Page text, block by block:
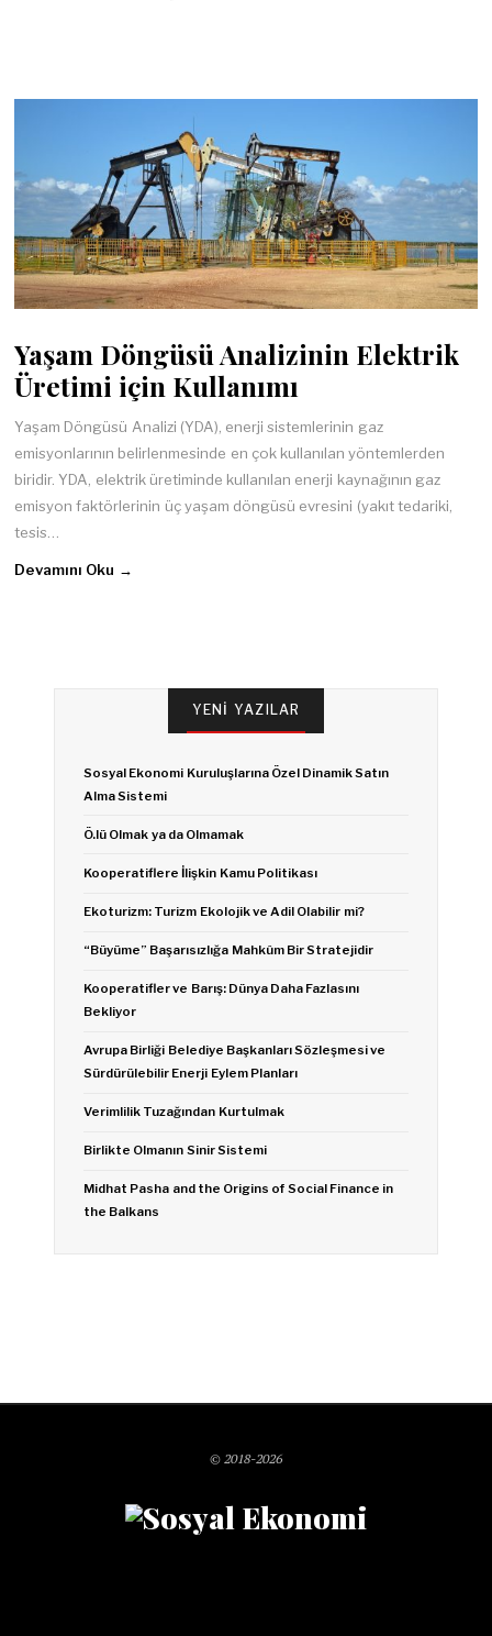
Yaşam Döngüsü Analizinin Elektrik
Üretimi için Kullanımı
Yaşam Döngüsü Analizi (YDA), enerji sistemlerinin gaz
emisyonlarının belirlenmesinde en çok kullanılan yöntemlerden
biridir. YDA, elektrik üretiminde kullanılan enerji kaynağının gaz
emisyon faktörlerinin üç yaşam döngüsü evresini (yakıt tedariki,
tesis…
Devamını Oku →
YENI YAZILAR
Sosyal Ekonomi Kuruluşlarına Özel Dinamik Satın
Alma Sistemi
Ö.lü Olmak ya da Olmamak
Kooperatiflere İlişkin Kamu Politikası
Ekoturizm: Turizm Ekolojik ve Adil Olabilir mi?
“Büyüme” Başarısızlığa Mahkûm Bir Stratejidir
Kooperatifler ve Barış: Dünya Daha Fazlasını
Bekliyor
Avrupa Birliği Belediye Başkanları Sözleşmesi ve
Sürdürülebilir Enerji Eylem Planları
Verimlilik Tuzağından Kurtulmak
Birlikte Olmanın Sinir Sistemi
Midhat Pasha and the Origins of Social Finance in
the Balkans
© 2018-2026